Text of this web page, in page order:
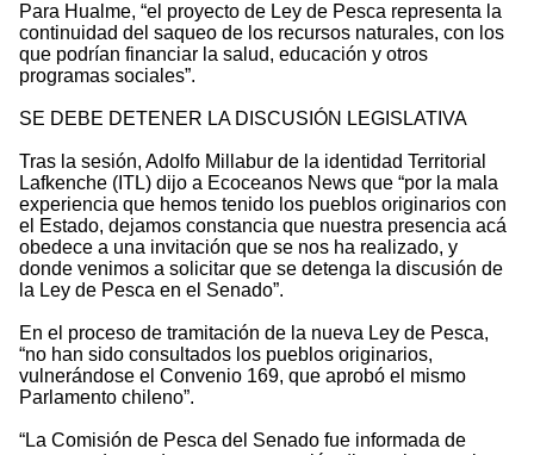
Para Hualme, “el proyecto de Ley de Pesca representa la
continuidad del saqueo de los recursos naturales, con los
que podrían financiar la salud, educación y otros
programas sociales”.
SE DEBE DETENER LA DISCUSIÓN LEGISLATIVA
Tras la sesión, Adolfo Millabur de la identidad Territorial
Lafkenche (ITL) dijo a Ecoceanos News que “por la mala
experiencia que hemos tenido los pueblos originarios con
el Estado, dejamos constancia que nuestra presencia acá
obedece a una invitación que se nos ha realizado, y
donde venimos a solicitar que se detenga la discusión de
la Ley de Pesca en el Senado”.
En el proceso de tramitación de la nueva Ley de Pesca,
“no han sido consultados los pueblos originarios,
vulnerándose el Convenio 169, que aprobó el mismo
Parlamento chileno”.
“La Comisión de Pesca del Senado fue informada de